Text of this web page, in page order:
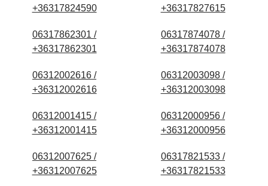
+36317824590
+36317827615
06317862301 /
+36317862301
06317874078 /
+36317874078
06312002616 /
+36312002616
06312003098 /
+36312003098
06312001415 /
+36312001415
06312000956 /
+36312000956
06312007625 /
+36312007625
06317821533 /
+36317821533